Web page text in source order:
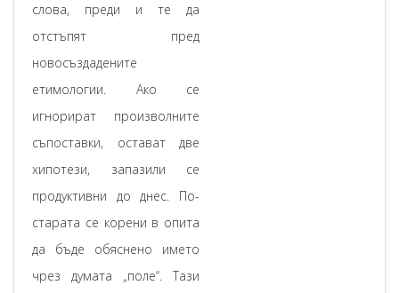
слова, преди и те да
отстъпят пред
новосъздадените
етимологии. Ако се
игнорират произволните
съпоставки, остават две
хипотези, запазили се
продуктивни до днес. По-
старата се корени в опита
да бъде обяснено името
чрез думата „поле“. Тази